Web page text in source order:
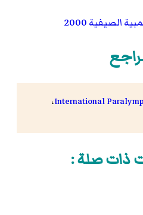
الصيفية 2000
International،
ذات صلة :